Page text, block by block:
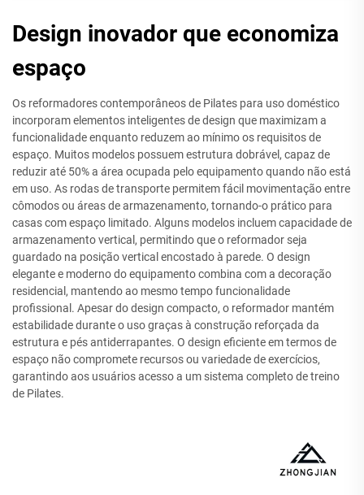
Design inovador que economiza
espaço
Os reformadores contemporâneos de Pilates para uso doméstico
incorporam elementos inteligentes de design que maximizam a
funcionalidade enquanto reduzem ao mínimo os requisitos de
espaço. Muitos modelos possuem estrutura dobrável, capaz de
reduzir até 50% a área ocupada pelo equipamento quando não está
em uso. As rodas de transporte permitem fácil movimentação entre
cômodos ou áreas de armazenamento, tornando-o prático para
casas com espaço limitado. Alguns modelos incluem capacidade de
armazenamento vertical, permitindo que o reformador seja
guardado na posição vertical encostado à parede. O design
elegante e moderno do equipamento combina com a decoração
residencial, mantendo ao mesmo tempo funcionalidade
profissional. Apesar do design compacto, o reformador mantém
estabilidade durante o uso graças à construção reforçada da
estrutura e pés antiderrapantes. O design eficiente em termos de
espaço não compromete recursos ou variedade de exercícios,
garantindo aos usuários acesso a um sistema completo de treino
de Pilates.